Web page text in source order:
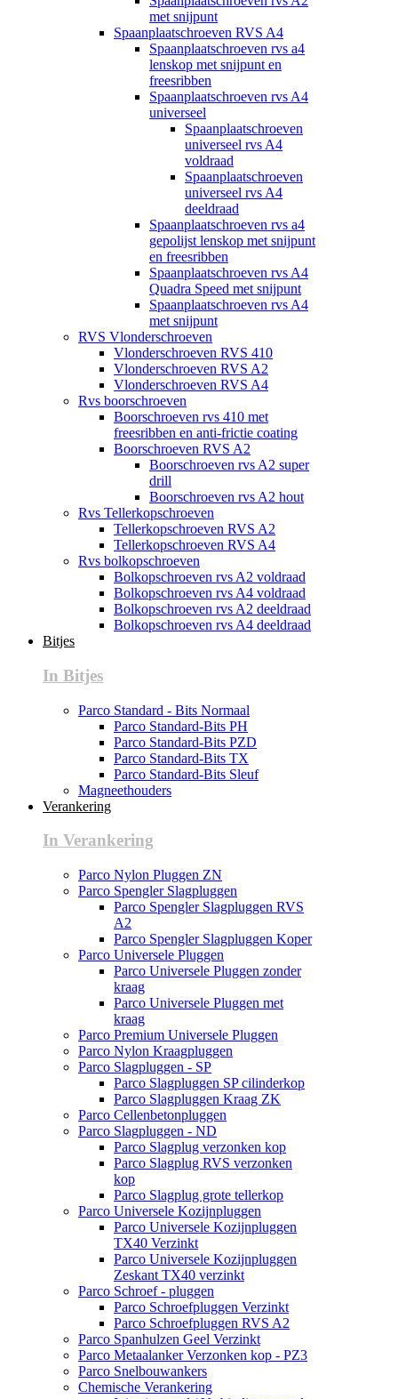
met snijpunt
Spaanplaatschroeven RVS A4
Spaanplaatschroeven rvs a4
lenskop met snijpunt en
freesribben
Spaanplaatschroeven rvs A4
universeel
Spaanplaatschroeven
universeel rvs A4
voldraad
Spaanplaatschroeven
universeel rvs A4
deeldraad
Spaanplaatschroeven rvs a4
gepolijst lenskop met snijpunt
en freesribben
Spaanplaatschroeven rvs A4
Quadra Speed met snijpunt
Spaanplaatschroeven rvs A4
met snijpunt
RVS Vlonderschroeven
Vlonderschroeven RVS 410
Vlonderschroeven RVS A2
Vlonderschroeven RVS A4
Rvs boorschroeven
Boorschroeven rvs 410 met
freesribben en anti-frictie coating
Boorschroeven RVS A2
Boorschroeven rvs A2 super
drill
Boorschroeven rvs A2 hout
Rvs Tellerkopschroeven
Tellerkopschroeven RVS A2
Tellerkopschroeven RVS A4
Rvs bolkopschroeven
Bolkopschroeven rvs A2 voldraad
Bolkopschroeven rvs A4 voldraad
Bolkopschroeven rvs A2 deeldraad
Bolkopschroeven rvs A4 deeldraad
Bitjes
In Bitjes
Parco Standard - Bits Normaal
Parco Standard-Bits PH
Parco Standard-Bits PZD
Parco Standard-Bits TX
Parco Standard-Bits Sleuf
Magneethouders
Verankering
In Verankering
Parco Nylon Pluggen ZN
Parco Spengler Slagpluggen
Parco Spengler Slagpluggen RVS
A2
Parco Spengler Slagpluggen Koper
Parco Universele Pluggen
Parco Universele Pluggen zonder
kraag
Parco Universele Pluggen met
kraag
Parco Premium Universele Pluggen
Parco Nylon Kraagpluggen
Parco Slagpluggen - SP
Parco Slagpluggen SP cilinderkop
Parco Slagpluggen Kraag ZK
Parco Cellenbetonpluggen
Parco Slagpluggen - ND
Parco Slagplug verzonken kop
Parco Slagplug RVS verzonken
kop
Parco Slagplug grote tellerkop
Parco Universele Kozijnpluggen
Parco Universele Kozijnpluggen
TX40 Verzinkt
Parco Universele Kozijnpluggen
Zeskant TX40 verzinkt
Parco Schroef - pluggen
Parco Schroefpluggen Verzinkt
Parco Schroefpluggen RVS A2
Parco Spanhulzen Geel Verzinkt
Parco Metaalanker Verzonken kop - PZ3
Parco Snelbouwankers
Chemische Verankering